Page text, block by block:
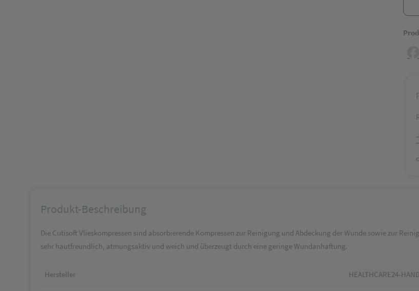
Produkt-Beschreibung
Die Cutisoft Vlieskompressen sind absorbierende Kompressen zur Reinigung und Abdeckung der Wunde sowie zur
sehr hautfreundlich, atmungsaktiv und weich und überzeugt durch eine geringe Wundanhaftung.
Hersteller HEALTHCARE24-